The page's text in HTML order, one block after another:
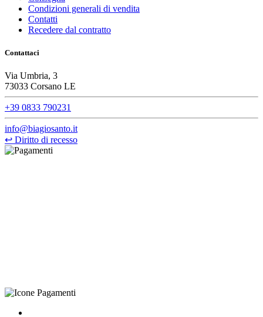
Condizioni generali di vendita
Contatti
Recedere dal contratto
Contattaci
Via Umbria, 3
73033 Corsano LE
+39 0833 790231
info@biagiosanto.it
↩ Diritto di recesso